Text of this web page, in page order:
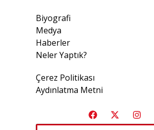
Biyografi
Medya
Haberler
Neler Yaptık?
Çerez Politikası
Aydınlatma Metni